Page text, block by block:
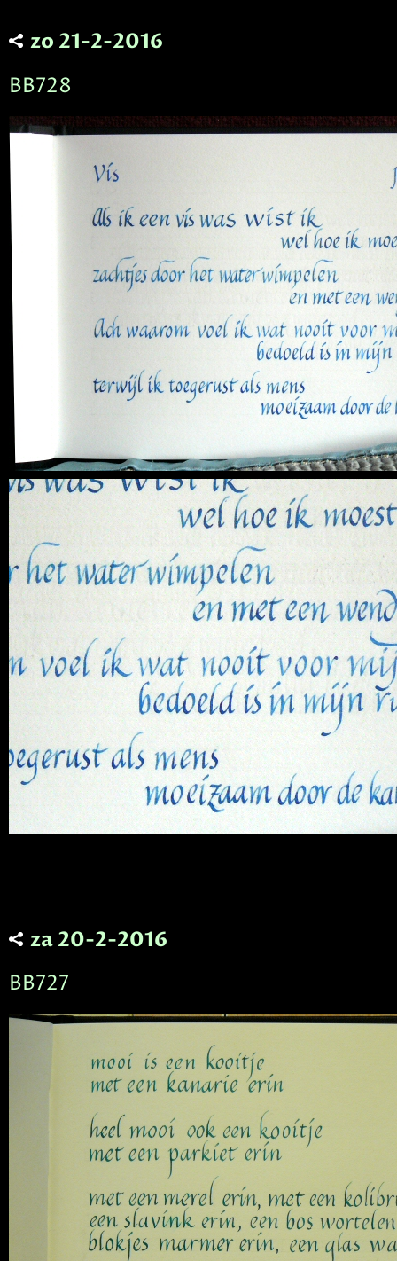
zo 21-2-2016
BB728
za 20-2-2016
BB727